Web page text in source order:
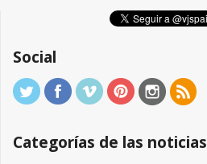
Social
Categorías de las noticias